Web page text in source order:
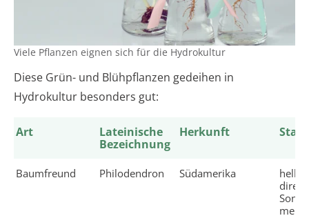
Viele Pflanzen eignen sich für die Hydrokultur
Diese Grün- und Blühpflanzen gedeihen in
Hydrokultur besonders gut:
Art
Lateinische
Bezeichnung
Herkunft
Baumfreund Philodendron Südamerika
hell,